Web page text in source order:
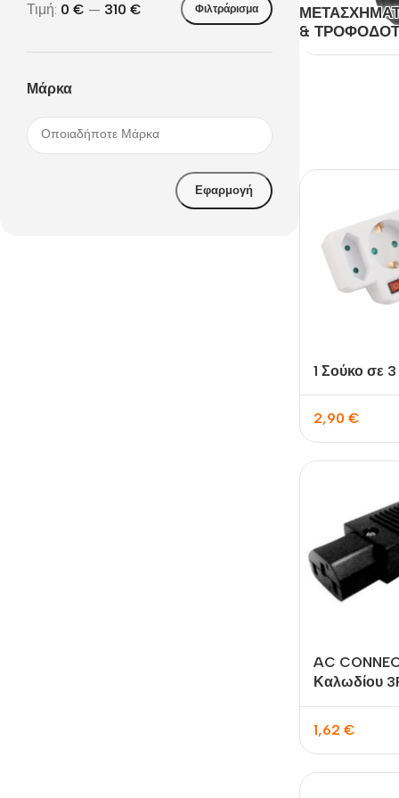
Φιλτράρισμα
Τιμή: 0 € — 310 €
Μάρκα
Εφαρμογή
&
1 Σούκο σε
2,90 €
AC
Καλωδίου
1,62 €